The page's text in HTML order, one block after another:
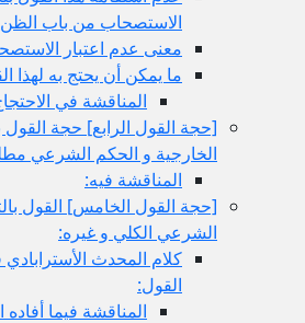
الاستصحاب من باب
معنى عدم اعتبار
ما يمكن أن يحتج به لهذا
المناقشة في
[حجة القول الرابع‏] حجة القول
الخارجية و الحكم الشرعي
المناقشة فيه:
[حجة القول الخامس‏] القول
الشرعي الكلي و غيره:
كلام المحدث
القول:
المناقشة فيما